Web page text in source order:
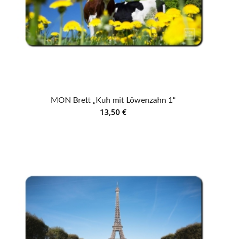
MON Brett „Kuh mit Löwenzahn 1“
13,50€